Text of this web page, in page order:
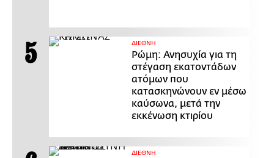
ΔΙΕΘΝΗ
Ρώμη: Ανησυχία για τη
στέγαση εκατοντάδων
ατόμων που
κατασκηνώνουν εν μέσω
καύσωνα, μετά την
εκκένωση κτιρίου
ΔΙΕΘΝΗ